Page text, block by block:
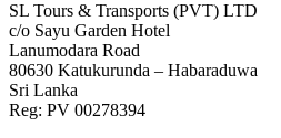
SL Tours & Transports (PVT) LTD
c/o Sayu Garden Hotel
Lanumodara Road
80630 Katukurunda – Habaraduwa
Sri Lanka
Reg: PV 00278394